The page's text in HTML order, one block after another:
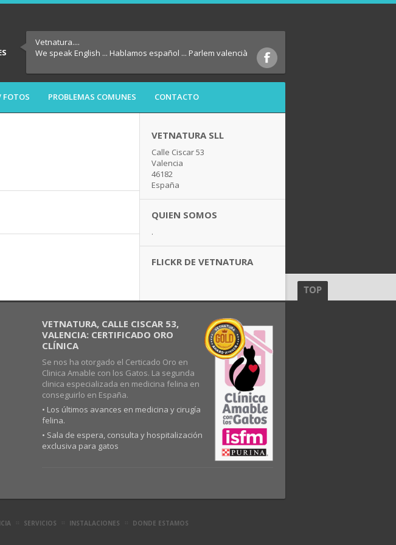
FOTOS PROBLEMAS COMUNES CONTACTO
Vetnatura....
We speak English ... Hablamos español ... Parlem valencià
VETNATURA SLL
Calle Ciscar 53
Valencia
46182
España
QUIEN SOMOS
.
FLICKR DE VETNATURA
VETNATURA, CALLE CISCAR 53,
VALENCIA: CERTIFICADO ORO
CLÍNICA
Se nos ha otorgado el Certicado Oro en
Clinica Amable con los Gatos. La segunda
clinica especializada en medicina felina en
conseguirlo en España.
• Los últimos avances en medicina y cirugía
felina.
• Sala de espera, consulta y hospitalización
exclusiva para gatos
SERVICIOS INSTALACIONES DONDE ESTAMOS